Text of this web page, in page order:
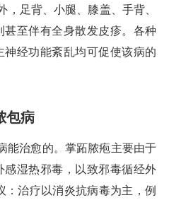
足背、小腿、膝盖、手背、
甚至伴有全身散发皮疹。各种
经功能紊乱均可促使该病的
包病
能治愈的。掌跖脓疱主要由于
感湿热邪毒，以致邪毒循经外
：治疗以消炎抗病毒为主，例